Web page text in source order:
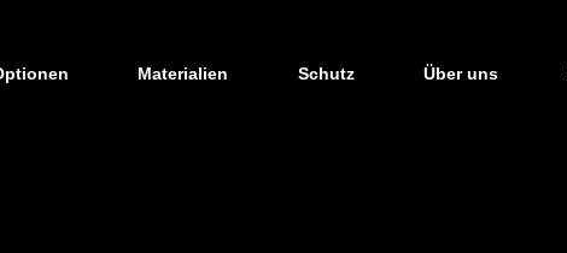
Materialien Schutz Über uns